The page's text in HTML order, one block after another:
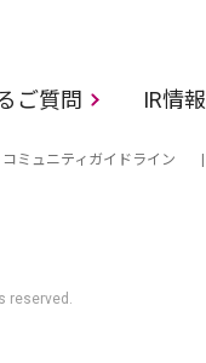
ご質問 IR情報
コミュニティガイドライン
reserved.